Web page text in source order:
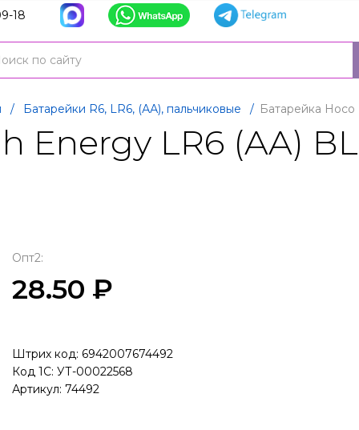
18
/ Батарейки R6, LR6, (АА), пальчиковые / Батарейка
Energy LR6 (AA)
Опт2:
28.50 ₽
Штрих код: 6942007674492
Код 1С: УТ-00022568
Артикул: 74492